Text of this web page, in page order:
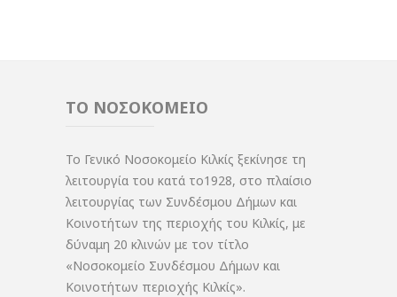
ΤΟ ΝΟΣΟΚΟΜΕΙΟ
Το Γενικό Νοσοκομείο Κιλκίς ξεκίνησε τη
λειτουργία του κατά το1928, στο πλαίσιο
λειτουργίας των Συνδέσμου Δήμων και
Κοινοτήτων της περιοχής του Κιλκίς, με
δύναμη 20 κλινών με τον τίτλο
«Νοσοκομείο Συνδέσμου Δήμων και
Κοινοτήτων περιοχής Κιλκίς».